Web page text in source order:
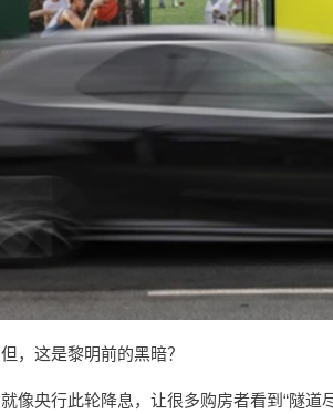
但，这是黎明前的黑暗？
就像央行此轮降息，让很多购房者看到“隧道